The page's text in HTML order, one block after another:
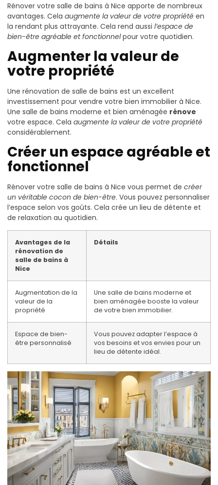
Rénover votre salle de bains à Nice apporte de nombreux
avantages. Cela augmente la valeur de votre propriété en
la rendant plus attrayante. Cela rend aussi l’espace de
bien-être agréable et fonctionnelpour votre quotidien.
Augmenter la valeur de
votre propriété
Une rénovation de salle de bains est un excellent
investissement pour vendre votre bien immobilier à Nice.
Une salle de bains moderne et bien aménagée rénove
votre espace. Cela augmente la valeur de votre propriété
considérablement.
Créer un espace agréable et
fonctionnel
Rénover votre salle de bains à Nice vous permet de créer
un véritable cocon de bien-être. Vous pouvez personnaliser
l’espace selon vos goûts. Cela crée un lieu de détente et
de relaxation au quotidien.
Avantages de la
rénovation de
salle de bains à
Nice
Détails
Augmentation de la
valeur de la
propriété
Une salle de bains moderne et
bien aménagée booste la valeur
de votre bien immobilier.
Espace de bien-
être personnalisé
Vous pouvez adapter l’espace à
vos besoins et vos envies pour un
lieu de détente idéal.